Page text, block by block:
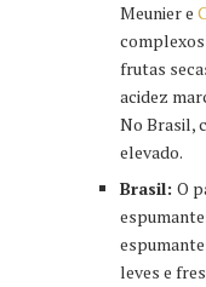
Meunier e
frutas
acidez
No Brasil,
elevado.
Brasil: O
leves e